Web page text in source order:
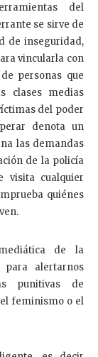
del
se sirve de
de inseguridad,
vincularla con
personas que
clases medias
del poder
denota un
las demandas
de la policía
visita cualquier
quiénes
de la
alertarnos
punitivas de
feminismo o el